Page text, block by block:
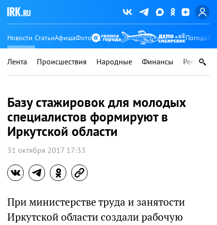
Новости СтатьиАфишаФото Погода
Лента Происшествия Народные Финансы Регионы
Базу стажировок для молодых
специалистов формируют в
Иркутской области
31 октября 2017 17:33
При министерстве труда и занятости
Иркутской области создали рабочую